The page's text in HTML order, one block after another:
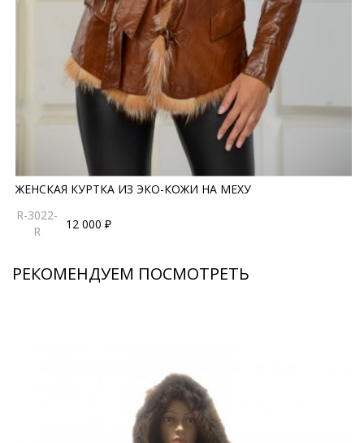
ЖЕНСКАЯ КУРТКА ИЗ ЭКО-КОЖИ НА МЕХУ
R-3022-
R
12 000 ₽
РЕКОМЕНДУЕМ ПОСМОТРЕТЬ